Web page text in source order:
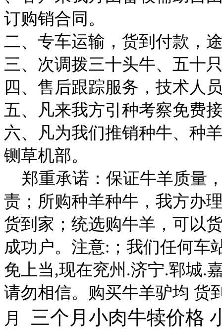
订购销合同。
二、专车运输，货到付款，
三、次调拨三十头牛、五
四、售后跟踪服务，技术人
五、凡来我方引种考察免
六、凡为我们推销种牛、种
铡草机部。
郑重承诺：保证牛羊质量
责；所购种羊种牛，我方办
货到家；统选购牛羊，可以
成功户。注意:；我们任何车
免上当,现在兖州.济宁.郓城.
请勿相信。购买牛羊驴均 货
月
三个月小肉牛犊价格